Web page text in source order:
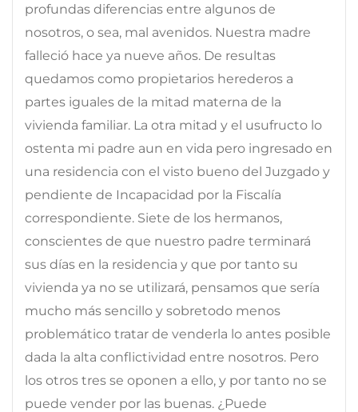
profundas diferencias entre algunos de
nosotros, o sea, mal avenidos. Nuestra madre
falleció hace ya nueve años. De resultas
quedamos como propietarios herederos a
partes iguales de la mitad materna de la
vivienda familiar. La otra mitad y el usufructo lo
ostenta mi padre aun en vida pero ingresado en
una residencia con el visto bueno del Juzgado y
pendiente de Incapacidad por la Fiscalía
correspondiente. Siete de los hermanos,
conscientes de que nuestro padre terminará
sus días en la residencia y que por tanto su
vivienda ya no se utilizará, pensamos que sería
mucho más sencillo y sobretodo menos
problemático tratar de venderla lo antes posible
dada la alta conflictividad entre nosotros. Pero
los otros tres se oponen a ello, y por tanto no se
puede vender por las buenas. ¿Puede